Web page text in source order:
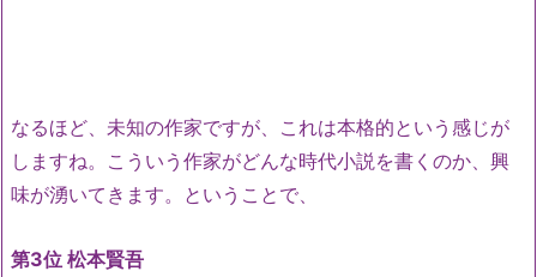
なるほど、未知の作家ですが、これは本格的という感じが
しますね。こういう作家がどんな時代小説を書くのか、興
味が湧いてきます。ということで、
第3位 松本賢吾